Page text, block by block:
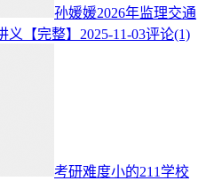
孙媛媛2026年监理交通
义【完整】 2025-11-03评论(1)
考研难度小的211学校